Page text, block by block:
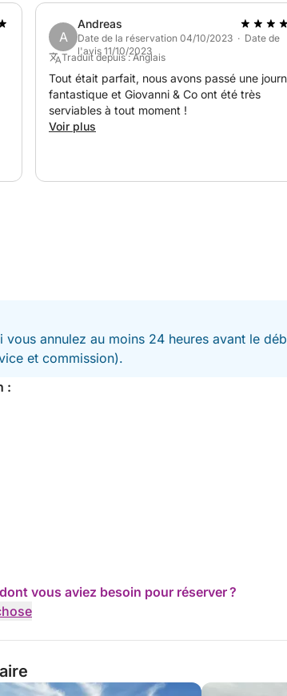
A
Andreas
Date de la réservation 04/10/2023 · Date de
l'avis 11/10/2023
Traduit depuis : Anglais
Tout était parfait, nous avons passé une
fantastique et Giovanni & Co ont été très
serviables à tout moment !
Voir plus
annulez au moins 24 heures avant le
et commission).
:
vous aviez besoin pour réserver ?